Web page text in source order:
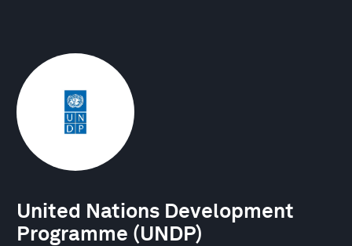
United Nations Development
Programme (UNDP)